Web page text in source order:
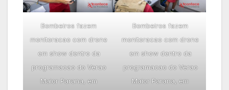
Bombeiros fazem
monitoracao com drone
em show dentro da
programacao do Verao
Maior Parana, em
Bombeiros fazem
monitoracao com drone
em show dentro da
programacao do Verao
Maior Parana, em